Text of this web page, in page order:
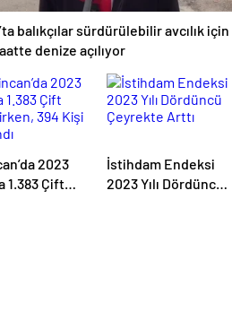
balıkçılar sürdürülebilir avcılık için
denize açılıyor
2023
1.383 Çift
İstihdam Endeksi
2023 Yılı Dördüncü